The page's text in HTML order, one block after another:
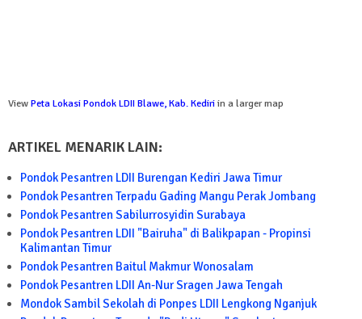
ViewPeta Lokasi Pondok LDII Blawe, Kab. Kediriin a larger map
ARTIKEL MENARIK LAIN:
Pondok Pesantren LDII Burengan Kediri Jawa Timur
Pondok Pesantren Terpadu Gading Mangu Perak Jombang
Pondok Pesantren Sabilurrosyidin Surabaya
Pondok Pesantren LDII "Bairuha" di Balikpapan - Propinsi
Kalimantan Timur
Pondok Pesantren Baitul Makmur Wonosalam
Pondok Pesantren LDII An-Nur Sragen Jawa Tengah
Mondok Sambil Sekolah di Ponpes LDII Lengkong Nganjuk